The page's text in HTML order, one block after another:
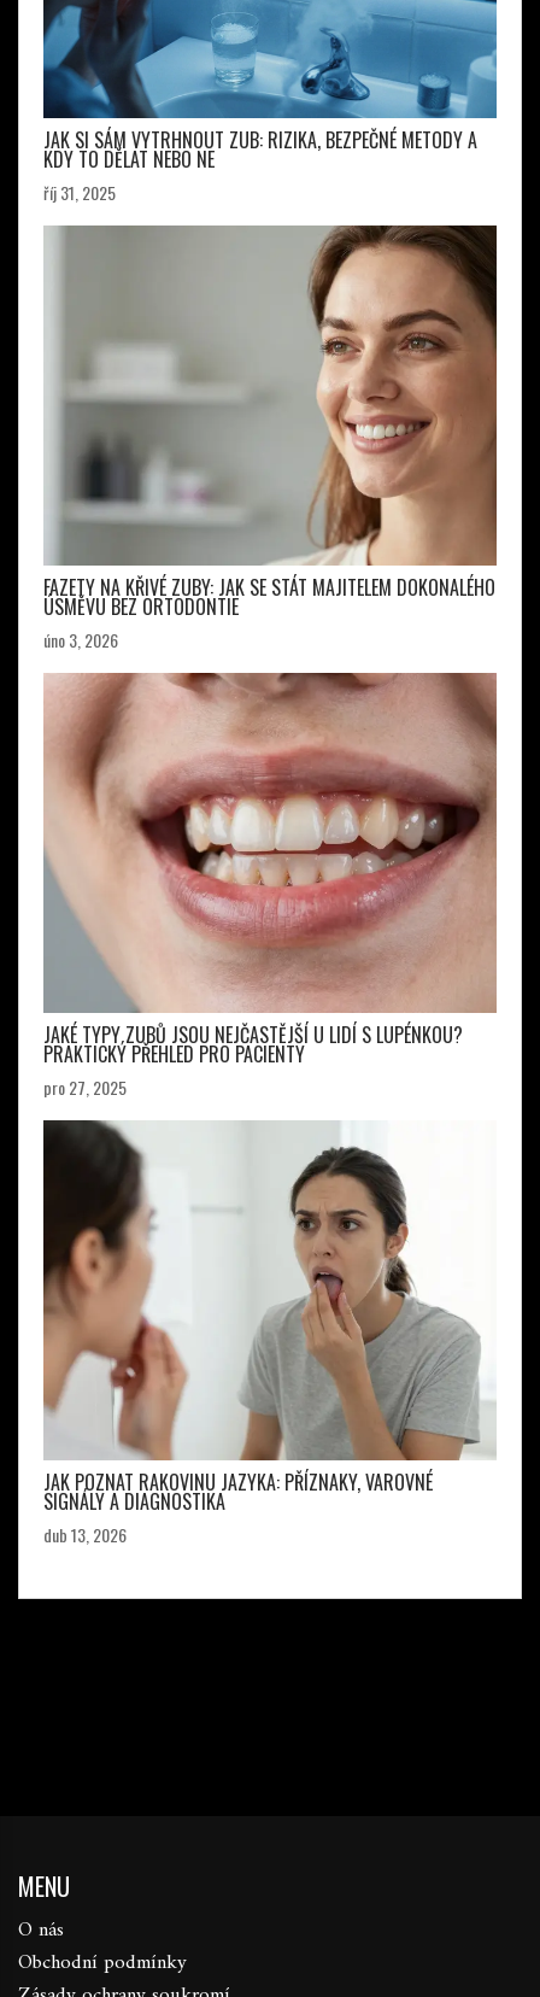
JAK SI SÁM VYTRHNOUT ZUB: RIZIKA, BEZPEČNÉ METODY A
KDY TO DĚLAT NEBO NE
říj 31, 2025
FAZETY NA KŘIVÉ ZUBY: JAK SE STÁT MAJITELEM DOKONALÉHO
ÚSMĚVU BEZ ORTODONTIE
úno 3, 2026
JAKÉ TYPY ZUBŮ JSOU NEJČASTĚJŠÍ U LIDÍ S LUPÉNKOU?
PRAKTICKÝ PŘEHLED PRO PACIENTY
pro 27, 2025
JAK POZNAT RAKOVINU JAZYKA: PŘÍZNAKY, VAROVNÉ
SIGNÁLY A DIAGNOSTIKA
dub 13, 2026
MENU
O nás
Obchodní podmínky